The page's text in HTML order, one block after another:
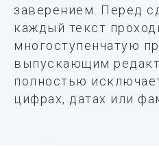
заверением. Перед
каждый текст
многоступенчатую
выпускающим
полностью
цифрах, датах или